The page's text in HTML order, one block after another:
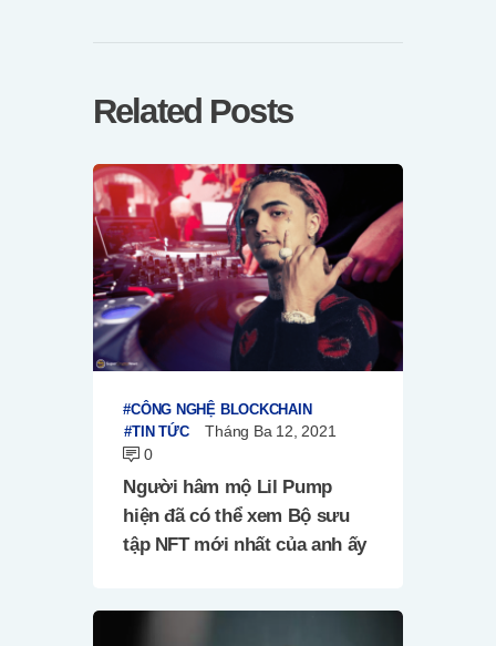
Related Posts
CÔNG NGHỆ BLOCKCHAIN
TIN TỨC
Tháng Ba 12, 2021
0
Người hâm mộ Lil Pump
hiện đã có thể xem Bộ sưu
tập NFT mới nhất của anh ấy